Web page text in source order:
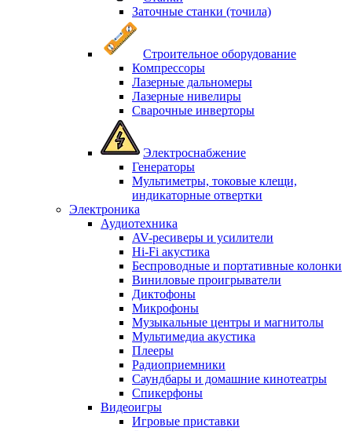
Заточные станки (точила)
Строительное оборудование
Компрессоры
Лазерные дальномеры
Лазерные нивелиры
Сварочные инверторы
Электроснабжение
Генераторы
Мультиметры, токовые клещи,
индикаторные отвертки
Электроника
Аудиотехника
AV-ресиверы и усилители
Hi-Fi акустика
Беспроводные и портативные колонки
Виниловые проигрыватели
Диктофоны
Микрофоны
Музыкальные центры и магнитолы
Мультимедиа акустика
Плееры
Радиоприемники
Саундбары и домашние кинотеатры
Спикерфоны
Видеоигры
Игровые приставки